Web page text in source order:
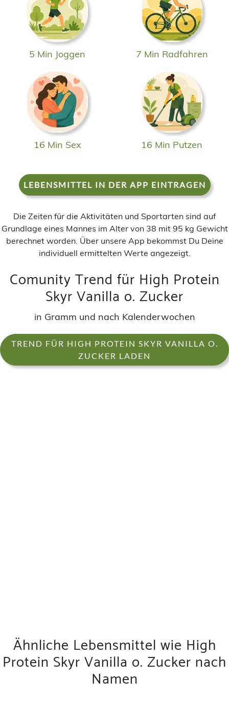
5 Min Joggen 7 Min Radfahren
16 Min Sex 16 Min Putzen
LEBENSMITTEL IN DER APP EINTRAGEN
Die Zeiten für die Aktivitäten und Sportarten sind auf
Grundlage eines Mannes im Alter von 38 mit 95 kg Gewicht
berechnet worden. Über unsere App bekommst Du Deine
individuell ermittelten Werte angezeigt.
Comunity Trend für High Protein
Skyr Vanilla o. Zucker
in Gramm und nach Kalenderwochen
TREND FÜR HIGH PROTEIN SKYR VANILLA O.
ZUCKER LADEN
Ähnliche Lebensmittel wie High
Protein Skyr Vanilla o. Zucker nach
Namen